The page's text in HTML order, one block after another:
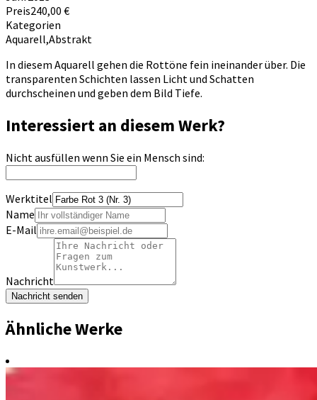
Preis240,00 €
Kategorien
Aquarell,Abstrakt
In diesem Aquarell gehen die Rottöne fein ineinander über. Die
transparenten Schichten lassen Licht und Schatten
durchscheinen und geben dem Bild Tiefe.
Interessiert an diesem Werk?
Nicht ausfüllen wenn Sie ein Mensch sind:
Werktitel
Name
E-Mail
Nachricht
Nachricht senden
Ähnliche Werke